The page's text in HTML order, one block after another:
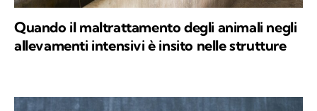
Quando il maltrattamento degli animali negli
allevamenti intensivi è insito nelle strutture